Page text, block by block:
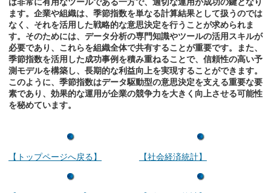
ます。企業や組織は、季節指数を単なる計算結果として扱うのでは
なく、それを活用した戦略的な意思決定を行うことが求められま
す。そのためには、データ分析の専門知識やツールの活用スキルが
必要であり、これらを組織全体で共有することが重要です。また、
季節指数を活用した成功事例を積み重ねることで、信頼性の高い予
測モデルを構築し、長期的な利益向上を実現することができます。
このように、季節指数はデータ駆動型の意思決定を支える重要な要
素であり、効果的な運用が企業の競争力を大きく向上させる可能性
を秘めています。
【トップページへ戻る】 【社会経済統計】